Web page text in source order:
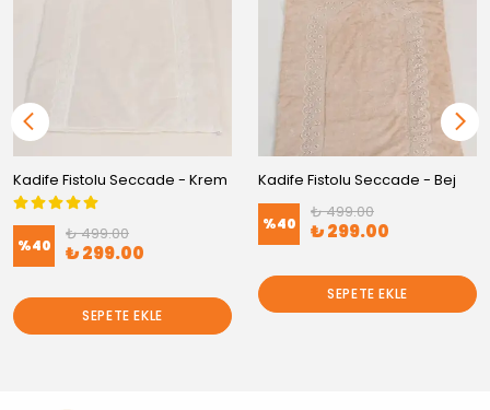
Kadife Fistolu Seccade - Krem
%40
₺ 499.00
₺ 299.00
SEPETE EKLE
Kadife Fistolu Seccade - Bej
%40
₺ 499.00
₺ 299.00
SEPETE EKLE